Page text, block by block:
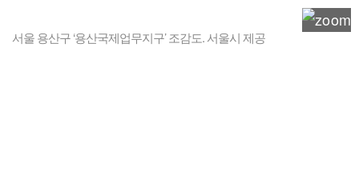
서울 용산구 ‘용산국제업무지구’ 조감도. 서울시 제공